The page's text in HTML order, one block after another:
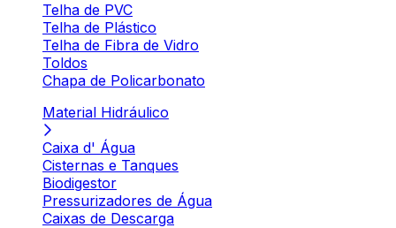
Telha de PVC
Telha de Plástico
Telha de Fibra de Vidro
Toldos
Chapa de Policarbonato
Material Hidráulico
Caixa d' Água
Cisternas e Tanques
Biodigestor
Pressurizadores de Água
Caixas de Descarga